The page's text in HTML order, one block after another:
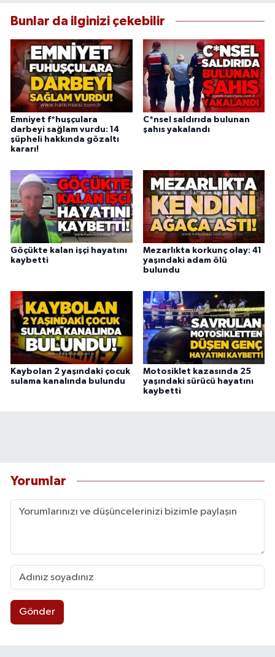
Bunlar da ilginizi çekebilir
Emniyet f*huşçulara
darbeyi sağlam vurdu: 14
şüpheli hakkında gözaltı
kararı!
C*nsel saldırıda bulunan
şahıs yakalandı
Göçükte kalan işçi hayatını
kaybetti
Mezarlıkta korkunç olay: 41
yaşındaki adam ölü
bulundu
Kaybolan 2 yaşındaki çocuk
sulama kanalında bulundu
Motosiklet kazasında 25
yaşındaki sürücü hayatını
kaybetti
Yorumlar
Gönder